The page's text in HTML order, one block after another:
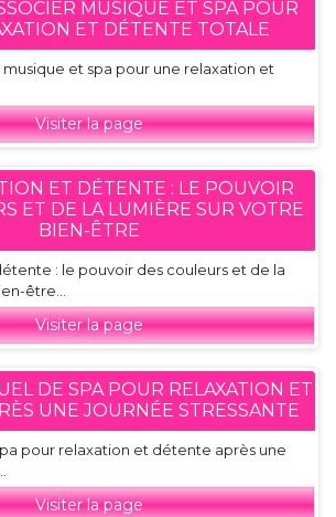
MUSIQUE ET SPA POUR
ET DÉTENTE TOTALE
et spa pour une relaxation et
Visiter la page
ET DÉTENTE : LE POUVOIR
ET DE LA LUMIÈRE SUR VOTRE
BIEN-ÊTRE
: le pouvoir des couleurs et de la
être...
Visiter la page
DE SPA POUR RELAXATION ET
UNE JOURNÉE STRESSANTE
pour relaxation et détente après une
Visiter la page